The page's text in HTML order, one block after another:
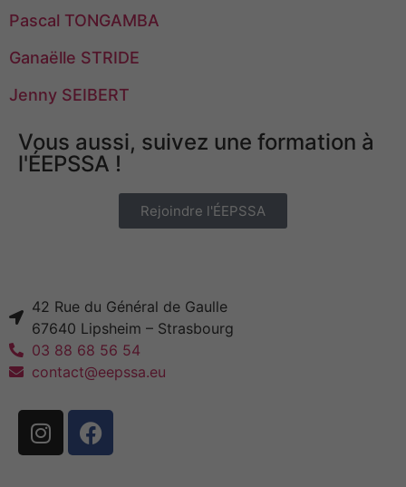
Pascal TONGAMBA
Ganaëlle STRIDE
Jenny SEIBERT
Vous aussi, suivez une formation à
l'ÉEPSSA !
Rejoindre l'ÉEPSSA
42 Rue du Général de Gaulle
67640 Lipsheim – Strasbourg
03 88 68 56 54
contact@eepssa.eu